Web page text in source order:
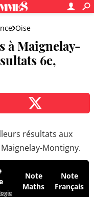
Oise
à Maignelay-
6e,
résultats aux
Montigny.
Note
Maths
Note
Français